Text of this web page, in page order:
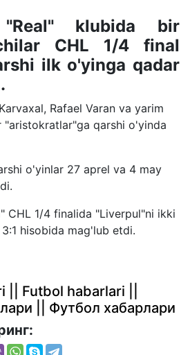
"Real" klubida bir
CHL 1/4 final
ilk o'yinga qadar
Rafael Varan va yarim
"aristokratlar"ga qarshi o'yinda
o'yinlar 27 aprel va 4 may
CHL 1/4 finalida "Liverpul"ni ikki
hisobida mag'lub etdi.
|| Futbol habarlari ||
|| Футбол хабарлари